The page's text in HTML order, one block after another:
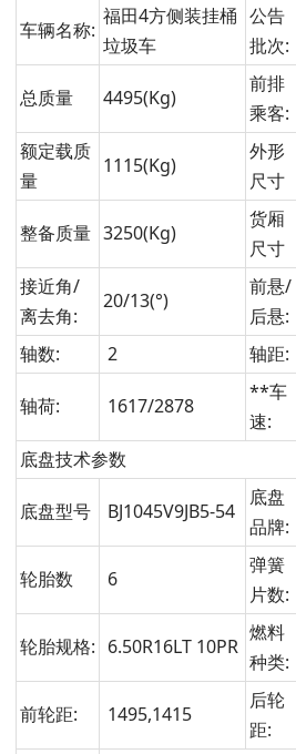
车辆名称:
福田4方侧装挂桶
垃圾车
公告
批次:
总质量 4495(Kg)
前排
乘客:
额定载质
量
1115(Kg)
外形
尺寸
整备质量 3250(Kg)
货厢
尺寸
接近角/
离去角:
20/13(°)
前悬/
后悬:
轴数: 2 轴距:
轴荷: 1617/2878
**车
速:
底盘技术参数
底盘型号 BJ1045V9JB5-54
底盘
品牌:
轮胎数 6
弹簧
片数:
轮胎规格: 6.50R16LT 10PR
燃料
种类:
前轮距: 1495,1415
后轮
距: